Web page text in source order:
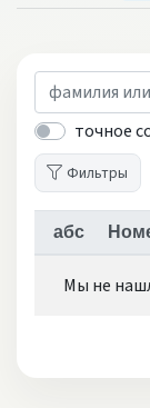
точное
Фильтры
абс
Мы не